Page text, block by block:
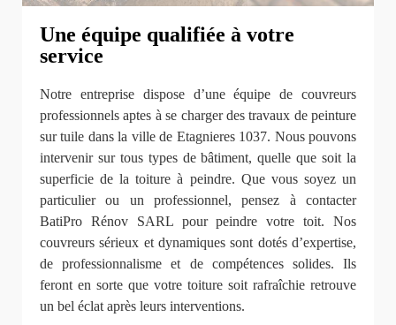
Une équipe qualifiée à votre
service
Notre entreprise dispose d’une équipe de couvreurs
professionnels aptes à se charger des travaux de peinture
sur tuile dans la ville de Etagnieres 1037. Nous pouvons
intervenir sur tous types de bâtiment, quelle que soit la
superficie de la toiture à peindre. Que vous soyez un
particulier ou un professionnel, pensez à contacter
BatiPro Rénov SARL pour peindre votre toit. Nos
couvreurs sérieux et dynamiques sont dotés d’expertise,
de professionnalisme et de compétences solides. Ils
feront en sorte que votre toiture soit rafraîchie retrouve
un bel éclat après leurs interventions.